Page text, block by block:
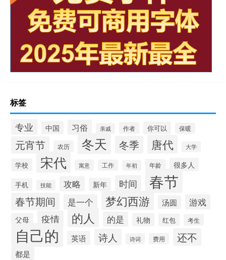
标签
专业 中国 习俗 亲戚 作者 你可以 保暖
元宵节 农历 冬天 冬季 唐代 大学
学校 宋代 寓意 工作 年初 年龄 很多人
手机 技能 攻略 新年 时间 春节
春节期间 是一个 梦幻西游 汤圆 游戏
父母 疫情 的人 的是 礼物 红包 考生
自己的 英语 诗人 诗词 费用 还不
都是